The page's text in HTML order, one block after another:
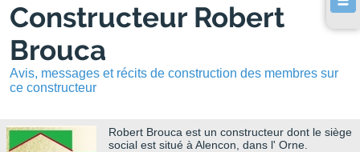
Constructeur Robert
Brouca
Avis, messages et récits de construction des membres sur
ce constructeur
Robert Brouca est un constructeur dont le siège
social est situé à Alencon, dans l' Orne.